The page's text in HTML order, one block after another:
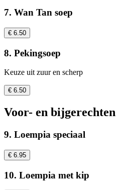
7. Wan Tan soep
€ 6.50
8. Pekingsoep
Keuze uit zuur en scherp
€ 6.50
Voor- en bijgerechten
9. Loempia speciaal
€ 6.95
10. Loempia met kip